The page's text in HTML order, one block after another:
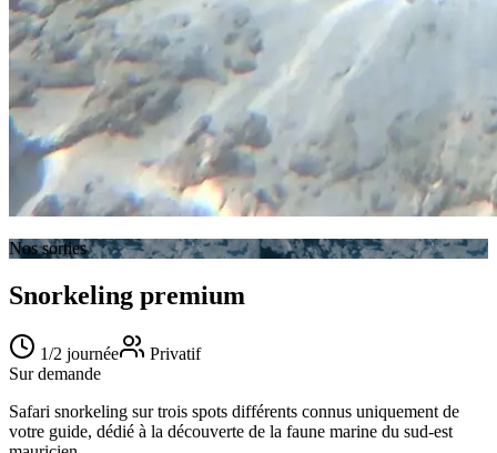
Nos sorties
Snorkeling premium
1/2 journée
Privatif
Sur demande
Safari snorkeling sur trois spots différents connus uniquement de
votre guide, dédié à la découverte de la faune marine du sud-est